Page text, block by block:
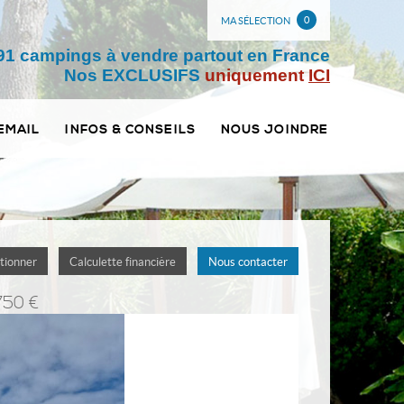
MA SÉLECTION 0
campings à vendre partout en France
Nos EXCLUSIFS uniquementICI
INFOS & CONSEILS NOUS JOINDRE
Calculette financière Nous contacter
€